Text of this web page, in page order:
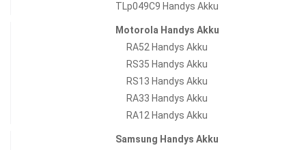
TLp049C9 Handys Akku
Motorola Handys Akku
RA52 Handys Akku
RS35 Handys Akku
RS13 Handys Akku
RA33 Handys Akku
RA12 Handys Akku
Samsung Handys Akku